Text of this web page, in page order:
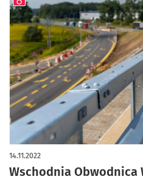
Wschodnia Obwodnica
14.11.2022
artykuł z galerią zdjęć